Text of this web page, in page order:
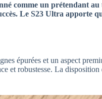
comme un prétendant
Le S23 Ultra apporte
épurées et un aspect
et robustesse. La disposition